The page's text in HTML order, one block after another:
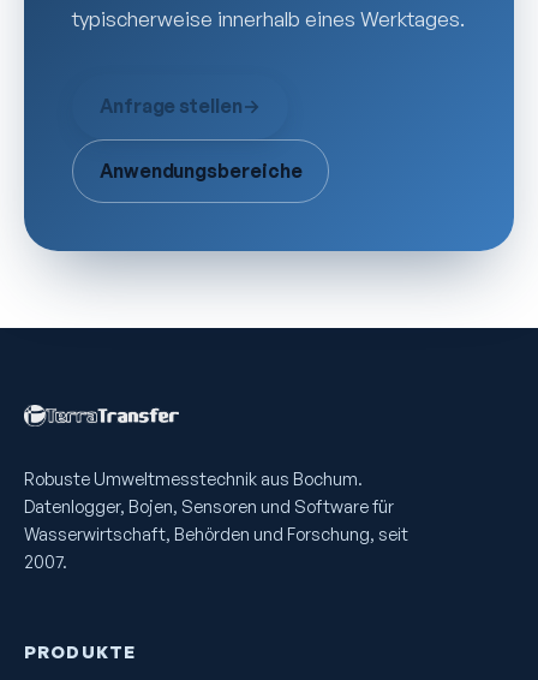
typischerweise innerhalb eines Werktages.
Anfrage stellen→
Anwendungsbereiche
Robuste Umweltmess­technik aus Bochum.
Datenlogger, Bojen, Sensoren und Software für
Wasserwirtschaft, Behörden und Forschung, seit
2007.
PRODUKTE